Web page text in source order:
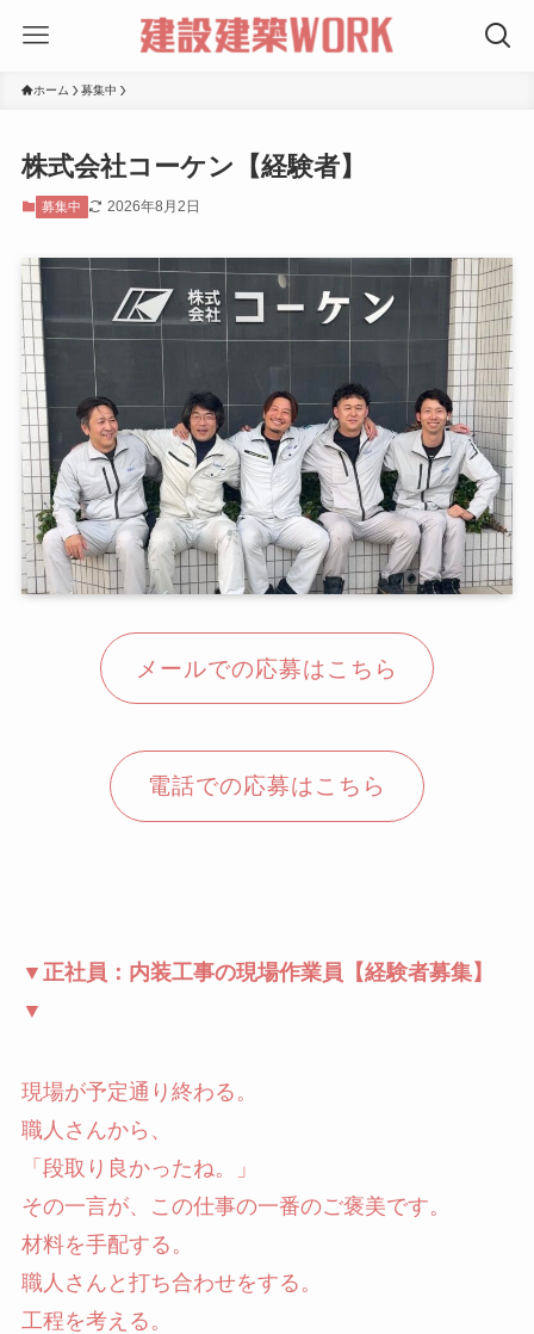
ホーム 募集中
株式会社コーケン【経験者】
募集中 2026年8月2日
メールでの応募はこちら
電話での応募はこちら
▼正社員：内装工事の現場作業員【経験者募集】
▼
現場が予定通り終わる。
職人さんから、
「段取り良かったね。」
その一言が、この仕事の一番のご褒美です。
材料を手配する。
職人さんと打ち合わせをする。
工程を考える。